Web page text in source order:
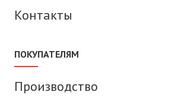
Контакты
ПОКУПАТЕЛЯМ
Производство